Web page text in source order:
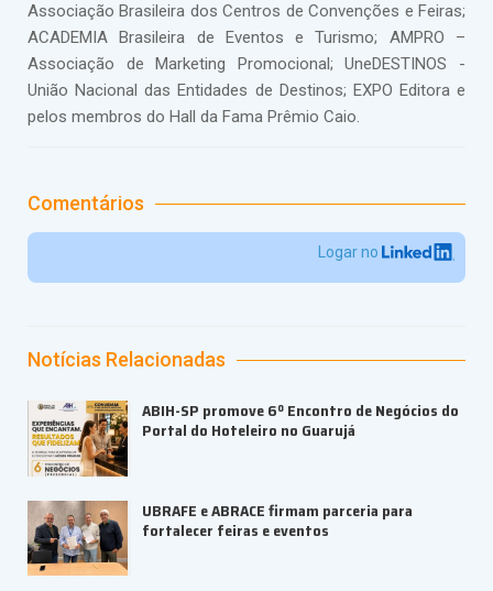
Associação Brasileira dos Centros de Convenções e Feiras;
ACADEMIA Brasileira de Eventos e Turismo; AMPRO –
Associação de Marketing Promocional; UneDESTINOS -
União Nacional das Entidades de Destinos; EXPO Editora e
pelos membros do Hall da Fama Prêmio Caio.
Comentários
Logar no
Notícias Relacionadas
ABIH-SP promove 6º Encontro de Negócios do
Portal do Hoteleiro no Guarujá
UBRAFE e ABRACE firmam parceria para
fortalecer feiras e eventos